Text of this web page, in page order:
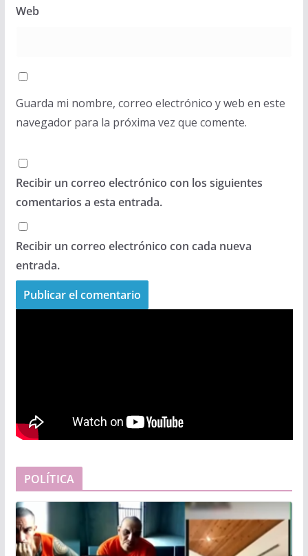
Web
Guarda mi nombre, correo electrónico y web en este
navegador para la próxima vez que comente.
Recibir un correo electrónico con los siguientes
comentarios a esta entrada.
Recibir un correo electrónico con cada nueva
entrada.
POLÍTICA